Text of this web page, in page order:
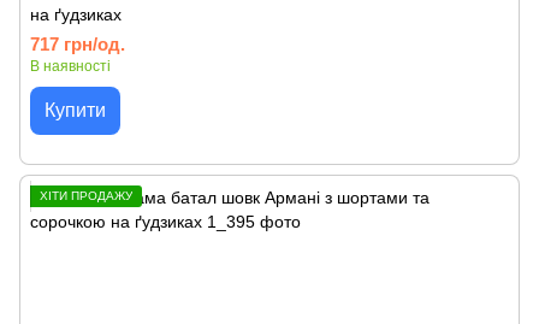
на ґудзиках
717 грн/од.
В наявності
Купити
ХІТИ ПРОДАЖУ